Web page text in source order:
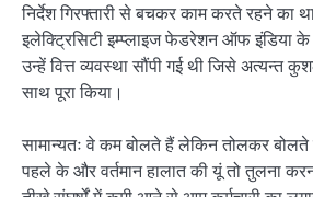
निर्देश गिरफ्तारी से बचकर काम करते रहने
इलेक्ट्रिसिटी इम्प्लाइज फेडरेशन ऑफ
उन्हें वित्त व्यवस्था सौंपी गई थी जिसे अत्यन्त
साथ पूरा किया।
सामान्यतः वे कम बोलते हैं लेकिन तोलकर
पहले के और वर्तमान हालात की यूं तो तुलना